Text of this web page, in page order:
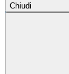
Chiudi